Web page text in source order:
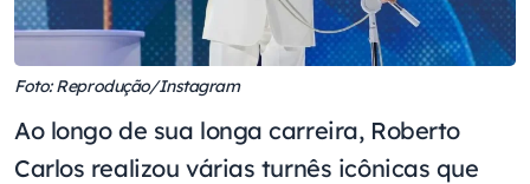
Foto: Reprodução/Instagram
Ao longo de sua longa carreira, Roberto
Carlos realizou várias turnês icônicas que